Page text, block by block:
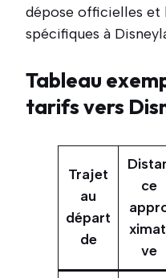
dépose officielles et
spécifiques à
Tableau
tarifs vers
Trajet
au
départ
de
ce
ve